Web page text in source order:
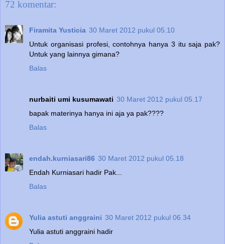
72 komentar:
Firamita Yusticia 30 Maret 2012 pukul 05.10
Untuk organisasi profesi, contohnya hanya 3 itu saja pak?
Untuk yang lainnya gimana?
Balas
nurbaiti umi kusumawati 30 Maret 2012 pukul 05.17
bapak materinya hanya ini aja ya pak????
Balas
endah.kurniasari86 30 Maret 2012 pukul 05.18
Endah Kurniasari hadir Pak...
Balas
Yulia astuti anggraini 30 Maret 2012 pukul 06.34
Yulia astuti anggraini hadir